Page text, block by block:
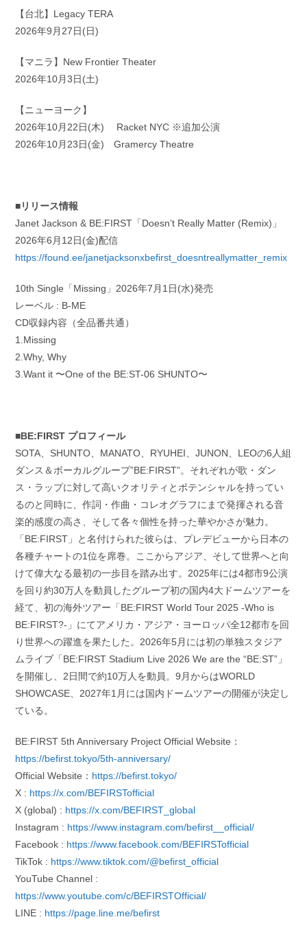
【台北】Legacy TERA
2026年9月27日(日)
【マニラ】New Frontier Theater
2026年10月3日(土)
【ニューヨーク】
2026年10月22日(木) Racket NYC ※追加公演
2026年10月23日(金) Gramercy Theatre
■リリース情報
Janet Jackson & BE:FIRST「Doesn’t Really Matter (Remix)」
2026年6月12日(金)配信
https://found.ee/janetjacksonxbefirst_doesntreallymatter_remix
10th Single「Missing」2026年7月1日(水)発売
レーベル : B-ME
CD収録内容（全品番共通）
1.Missing
2.Why, Why
3.Want it 〜One of the BE:ST-06 SHUNTO〜
■BE:FIRST プロフィール
SOTA、SHUNTO、MANATO、RYUHEI、JUNON、LEOの6人組
ダンス＆ボーカルグループ”BE:FIRST”。それぞれが歌・ダン
ス・ラップに対して高いクオリティとポテンシャルを持ってい
るのと同時に、作詞・作曲・コレオグラフにまで発揮される音
楽的感度の高さ、そして各々個性を持った華やかさが魅力。
「BE:FIRST」と名付けられた彼らは、プレデビューから日本の
各種チャートの1位を席巻。ここからアジア、そして世界へと向
けて偉大なる最初の一歩目を踏み出す。2025年には4都市9公演
を回り約30万人を動員したグループ初の国内4大ドームツアーを
経て、初の海外ツアー「BE:FIRST World Tour 2025 -Who is
BE:FIRST?-」にてアメリカ・アジア・ヨーロッパ全12都市を回
り世界への躍進を果たした。2026年5月には初の単独スタジア
ムライブ「BE:FIRST Stadium Live 2026 We are the “BE:ST”」
を開催し、2日間で約10万人を動員。9月からはWORLD
SHOWCASE、2027年1月には国内ドームツアーの開催が決定し
ている。
BE:FIRST 5th Anniversary Project Official Website：
https://befirst.tokyo/5th-anniversary/
Official Website： https://befirst.tokyo/
X : https://x.com/BEFIRSTofficial
X (global) : https://x.com/BEFIRST_global
Instagram : https://www.instagram.com/befirst__official/
Facebook : https://www.facebook.com/BEFIRSTofficial
TikTok : https://www.tiktok.com/@befirst_official
YouTube Channel :
https://www.youtube.com/c/BEFIRSTOfficial/
LINE : https://page.line.me/befirst